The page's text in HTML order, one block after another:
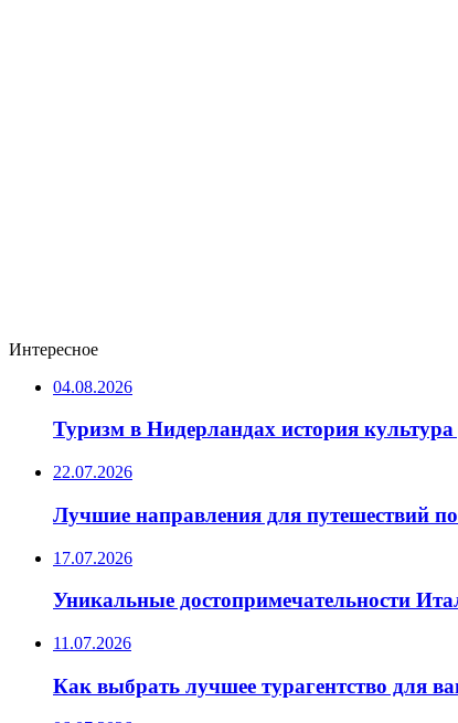
Интересное
04.08.2026
Туризм в Нидерландах история
22.07.2026
Лучшие направления для путешествий
17.07.2026
Уникальные достопримечательности
11.07.2026
Как выбрать лучшее турагентство для